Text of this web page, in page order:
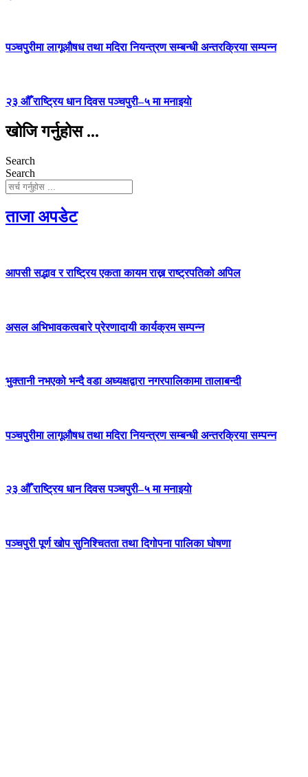
पञ्चपुरीमा लागूऔषध तथा मदिरा नियन्त्रण सम्बन्धी अन्तरक्रिया सम्पन्न
२३ औँ राष्ट्रिय धान दिवस पञ्चपुरी–५ मा मनाइयाे
खोजि गर्नुहोस ...
Search
Search
ताजा अपडेट
आपसी सद्भाव र राष्ट्रिय एकता कायम राख्न राष्ट्रपतिको अपिल
असल अभिभावकत्वबारे प्रेरणादायी कार्यक्रम सम्पन्न
भुक्तानी नभएको भन्दै वडा अध्यक्षद्वारा नगरपालिकामा तालाबन्दी
पञ्चपुरीमा लागूऔषध तथा मदिरा नियन्त्रण सम्बन्धी अन्तरक्रिया सम्पन्न
२३ औँ राष्ट्रिय धान दिवस पञ्चपुरी–५ मा मनाइयाे
पञ्चपुरी पूर्ण खोप सुनिश्चितता तथा दिगोपना पालिका घोषणा